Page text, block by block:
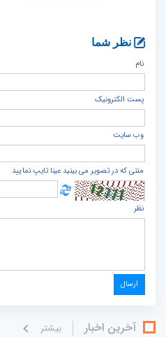
نظر شما
نام
پست الكترونيک
وب سایت
متنی که در تصویر می بینید عینا تایپ نمایید
نظر
آخرین اخبار بيشتر